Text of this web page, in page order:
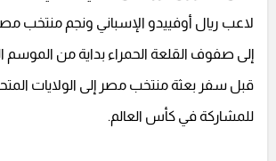
لاعب ريال أوفييدو الإسباني ونجم منتخب
إلى صفوف القلعة الحمراء بداية من الموسم
قبل سفر بعثة منتخب مصر إلى الولايات
للمشاركة في كأس العالم.